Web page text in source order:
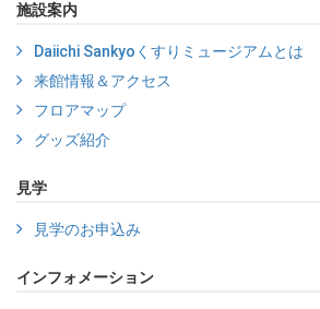
施設案内
Daiichi Sankyoくすりミュージアムとは
来館情報＆アクセス
フロアマップ
グッズ紹介
見学
見学のお申込み
インフォメーション